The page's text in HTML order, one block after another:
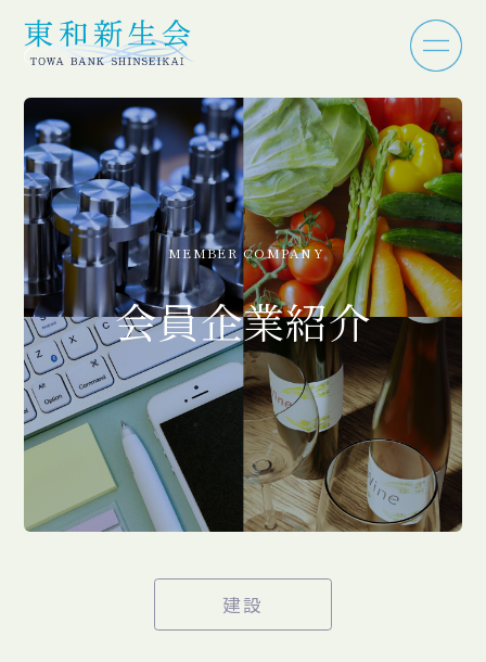
MEMBER COMPANY
会員企業紹介
建設